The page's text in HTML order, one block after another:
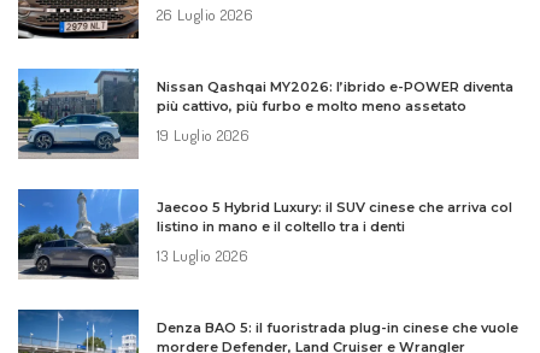
26 Luglio 2026
Nissan Qashqai MY2026: l’ibrido e-POWER diventa
più cattivo, più furbo e molto meno assetato
19 Luglio 2026
Jaecoo 5 Hybrid Luxury: il SUV cinese che arriva col
listino in mano e il coltello tra i denti
13 Luglio 2026
Denza BAO 5: il fuoristrada plug-in cinese che vuole
mordere Defender, Land Cruiser e Wrangler